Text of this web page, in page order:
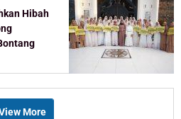
Hibah
More